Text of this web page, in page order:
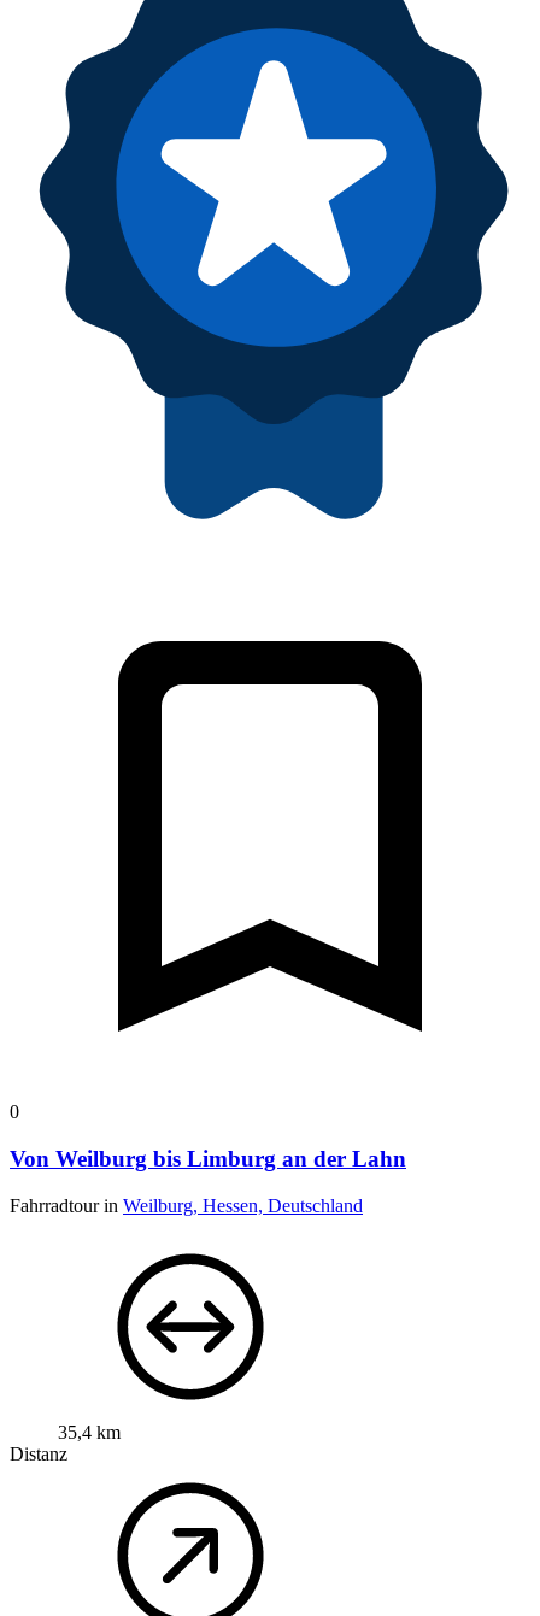
0
Von Weilburg bis Limburg an der Lahn
Fahrradtour in Weilburg, Hessen, Deutschland
35,4 km
Distanz